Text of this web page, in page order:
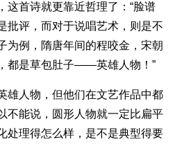
首诗就更靠近哲理了：“脸谱
批评，而对于说唱艺术，则是不
为例，隋唐年间的程咬金，宋朝
都是草包肚子——英雄人物！”
人物，但他们在文艺作品中都
不能说，圆形人物就一定比扁平
处理得怎么样，是不是典型得要